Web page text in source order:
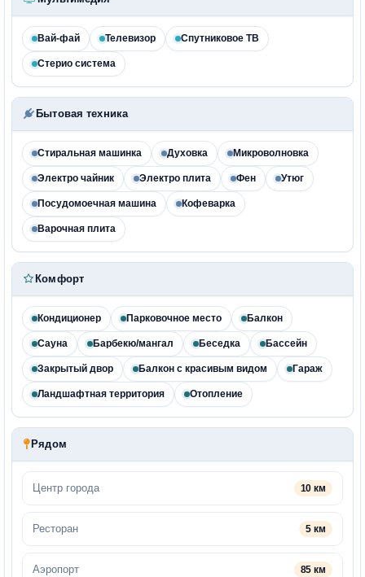
Вай-фай Телевизор Спутниковое ТВ
Стерио система
Бытовая техника
Стиральная машинка Духовка Микроволновка
Электро чайник Электро плита Фен Утюг
Посудомоечная машина Кофеварка
Варочная плита
Комфорт
Кондиционер Парковочное место Балкон
Сауна Барбекю/мангал Беседка Бассейн
Закрытый двор Балкон с красивым видом Гараж
Ландшафтная территория Отопление
Рядом
Центр города 10 км
Ресторан 5 км
Аэропорт 85 км